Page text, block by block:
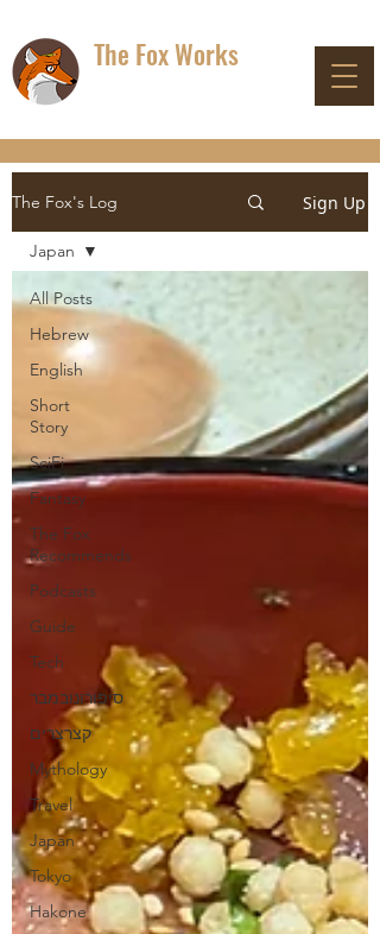
The Fox Works
The Fox's Log Sign Up
All Posts
Hebrew
English
Short
Story
SciFi
Fantasy
The Fox
Recommends
Podcasts
Guide
Tech
סיפורונובמבר
קצרצרים
Mythology
Travel
Japan
Tokyo
Hakone
Japan